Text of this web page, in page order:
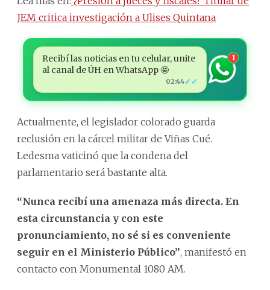
JEM critica investigación a Ulises Quintana
Recibí las noticias en tu celular, unite
al canal de ÚH en WhatsApp 🤩
02:44✓✓
1
Actualmente, el legislador colorado guarda
reclusión en la cárcel militar de Viñas Cué.
Ledesma vaticinó que la condena del
parlamentario será bastante alta.
“Nunca recibí una amenaza más directa. En
esta circunstancia y con este
pronunciamiento, no sé si es conveniente
seguir en el Ministerio Público”, manifestó en
contacto con Monumental 1080 AM.